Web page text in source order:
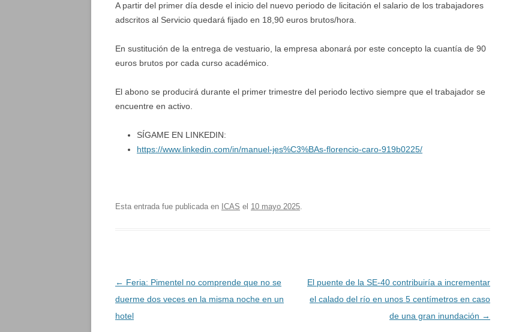
A partir del primer día desde el inicio del nuevo periodo de licitación el salario de los trabajadores
adscritos al Servicio quedará fijado en 18,90 euros brutos/hora.
En sustitución de la entrega de vestuario, la empresa abonará por este concepto la cuantía de 90
euros brutos por cada curso académico.
El abono se producirá durante el primer trimestre del periodo lectivo siempre que el trabajador se
encuentre en activo.
SÍGAME EN LINKEDIN:
https://www.linkedin.com/in/manuel-jes%C3%BAs-florencio-caro-919b0225/
Esta entrada fue publicada en ICAS el 10 mayo 2025.
Navegación
de
entradas
← Feria: Pimentel no comprende que no se
duerme dos veces en la misma noche en un
hotel
El puente de la SE-40 contribuiría a incrementar
el calado del río en unos 5 centímetros en caso
de una gran inundación →